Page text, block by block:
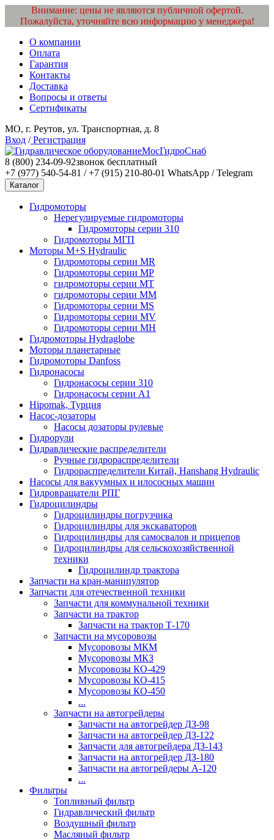
Внимание: цены не являются публичной офертой.
Пожалуйста, уточняйте всю информацию у менеджера!
О компании
Оплата
Гарантия
Контакты
Доставка
Вопросы и ответы
Сертификаты
МО, г. Реутов, ул. Транспортная, д. 8
Вход /Регистрация
МосГидроСнаб
8 (800) 234-09-92звонок бесплатный
+7 (977) 540-54-81 / +7 (915) 210-80-01 WhatsApp / Telegram
Каталог
Гидромоторы
Нерегулируемые гидромоторы
Гидромоторы серии 310
Гидромоторы МГП
Моторы M+S Hydraulic
Гидромоторы серии MR
Гидромоторы серии MP
гидромоторы серии MT
гидромоторы серии MM
Гидромоторы серии MS
Гидромоторы серии MV
Гидромоторы серии MH
Гидромоторы Hydraglobe
Моторы планетарные
Гидромоторы Danfoss
Гидронасосы
Гидронасосы серии 310
Гидронасосы серии А1
Hipomak, Турция
Насос-дозаторы
Насосы дозаторы рулевые
Гидрорули
Гидравлические распределители
Ручные гидрораспределители
Гидрораспределители Китай, Hanshang Hydraulic
Насосы для вакуумных и илососных машин
Гидровращатели РПГ
Гидроцилиндры
Гидроцилиндры погрузчика
Гидроцилиндры для экскаваторов
Гидроцилиндры для самосвалов и прицепов
Гидроцилиндры для сельскохозяйственной
техники
Гидроцилиндр трактора
Запчасти на кран-манипулятор
Запчасти для отечественной техники
Запчасти для коммунальной техники
Запчасти на трактор
Запчасти на трактор Т-170
Запчасти на мусоровозы
Мусоровозы МКМ
Мусоровозы МКЗ
Мусоровозы КО-429
Мусоровозы КО-415
Мусоровозы КО-450
...
Запчасти на автогрейдеры
Запчасти на автогрейдер ДЗ-98
Запчасти на автогрейдер ДЗ-122
Запчасти для автогрейдера ДЗ-143
Запчасти на автогрейдер ДЗ-180
Запчасти на автогрейдеры А-120
...
Фильтры
Топливный фильтр
Гидравлический фильтр
Воздушный фильтр
Масляный фильтр